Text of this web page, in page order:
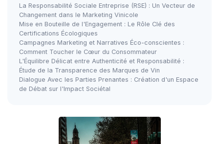
La Responsabilité Sociale Entreprise (RSE) : Un Vecteur de
Changement dans le Marketing Vinicole
Mise en Bouteille de l'Engagement : Le Rôle Clé des
Certifications Écologiques
Campagnes Marketing et Narratives Éco-conscientes :
Comment Toucher le Cœur du Consommateur
L'Équilibre Délicat entre Authenticité et Responsabilité :
Étude de la Transparence des Marques de Vin
Dialogue Avec les Parties Prenantes : Création d'un Espace
de Débat sur l'Impact Sociétal